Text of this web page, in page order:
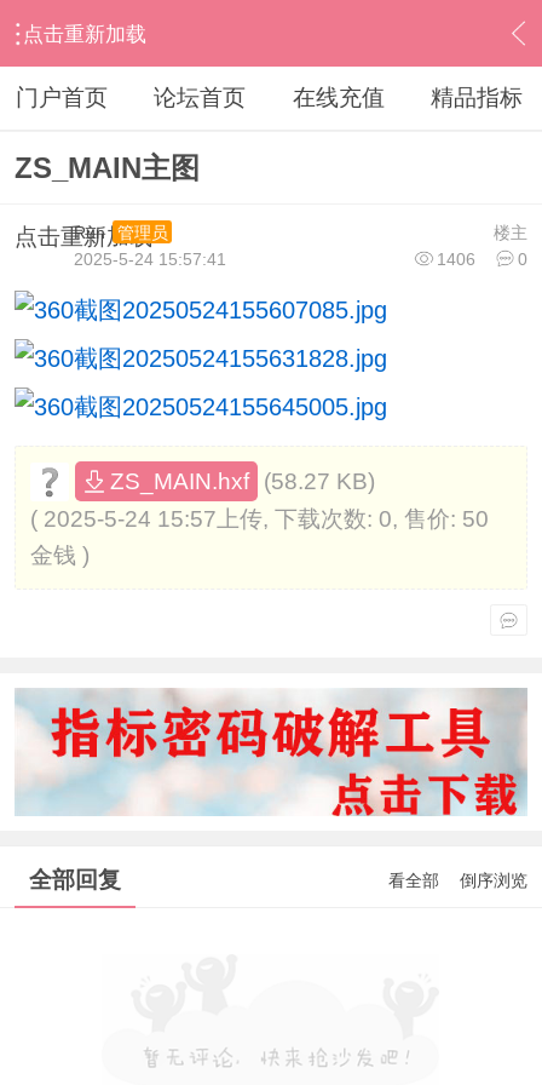
点击重新加载
› 其他股票软件 › 同花顺 › 内容
门户首页 论坛首页 在线充值 精品指标
ZS_MAIN主图
点击重新加载 楼主
Run
管理员
1406
0
2025-5-24 15:57:41
ZS_MAIN.hxf
(58.27 KB)
( 2025-5-24 15:57上传, 下载次数: 0, 售价: 50
金钱 )
全部回复 看全部 倒序浏览